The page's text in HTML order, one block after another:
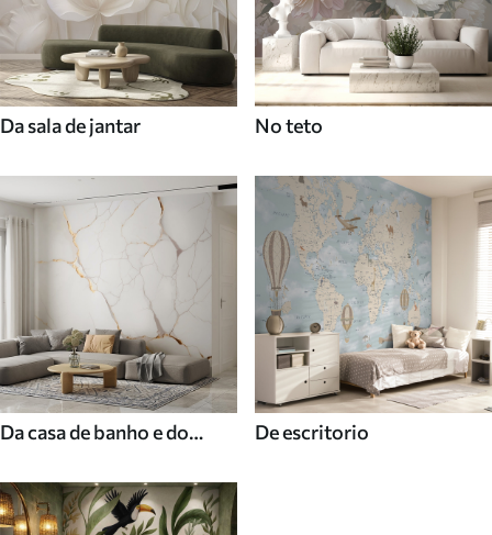
Da sala de jantar No teto
Da casa de banho e do
De escritorio